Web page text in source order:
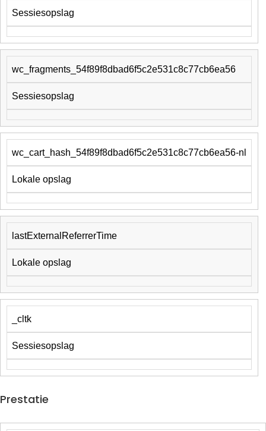
Sessiesopslag
wc_fragments_54f89f8dbad6f5c2e531c8c77cb6ea56
Sessiesopslag
wc_cart_hash_54f89f8dbad6f5c2e531c8c77cb6ea56-nl
Lokale opslag
lastExternalReferrerTime
Lokale opslag
_cltk
Sessiesopslag
Prestatie